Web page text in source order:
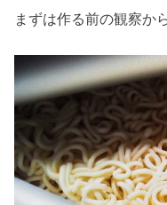
まずは作る前の観察から